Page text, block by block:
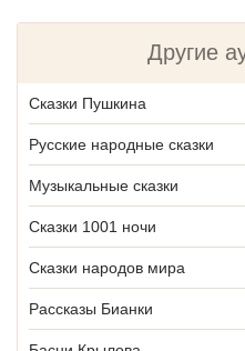
Другие
Сказки Пушкина
Русские народные сказки
Музыкальные сказки
Сказки 1001 ночи
Сказки народов мира
Рассказы Бианки